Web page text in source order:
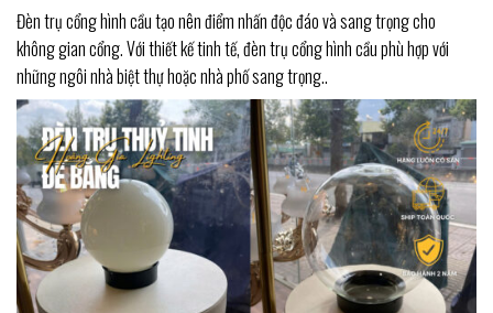
Đèn trụ cổng hình cầu tạo nên điểm nhấn độc đáo và sang trọng cho
không gian cổng. Với thiết kế tinh tế, đèn trụ cổng hình cầu phù hợp với
những ngôi nhà biệt thự hoặc nhà phố sang trọng..